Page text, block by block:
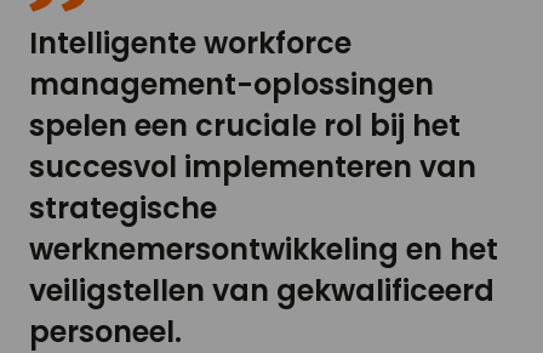
Intelligente workforce
management-oplossingen
spelen een cruciale rol bij het
succesvol implementeren van
strategische
werknemersontwikkeling en het
veiligstellen van gekwalificeerd
personeel.